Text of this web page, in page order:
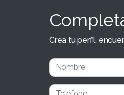
Crea tu perfil,